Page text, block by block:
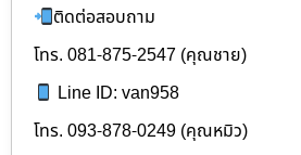
ติดต่อสอบถาม
โทร. 081-875-2547 (คุณชาย)
Line ID: van958
โทร. 093-878-0249 (คุณหมิว)